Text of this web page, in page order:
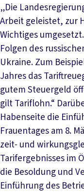
„Die
Arbeit geleistet, zur
Wichtiges
Folgen des
Ukraine. Zum
Jahres das
gutem Steuergeld
gilt Tariflohn.“
Habenseite die
Frauentages am 8.
zeit- und
Tarifergebnisses im
die Besoldung und
Einführung des